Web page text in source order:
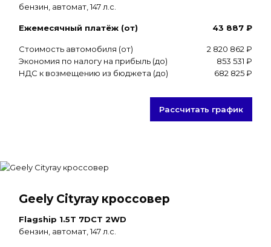
бензин, автомат, 147 л.с.
Ежемесячный платёж (от) 43 887 ₽
Стоимость автомобиля (от)
2 820 862 ₽
Экономия по налогу на прибыль (до)
853 531 ₽
НДС к возмещению из бюджета (до)
682 825 ₽
Рассчитать график
Geely Cityray кроссовер
Flagship 1.5T 7DCT 2WD
бензин, автомат, 147 л.с.